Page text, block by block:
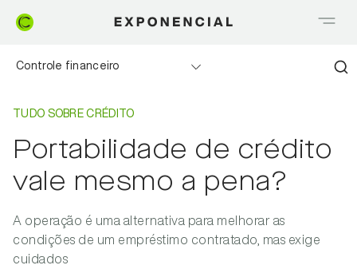
Controle financeiro
Realizando sonhos
Saia do Vermelho
Tudo sobre Crédito
Home Tudo sobre Crédito
TUDO SOBRE CRÉDITO
Portabilidade de crédito
vale mesmo a pena?
A operação é uma alternativa para melhorar as
condições de um empréstimo contratado, mas exige
cuidados